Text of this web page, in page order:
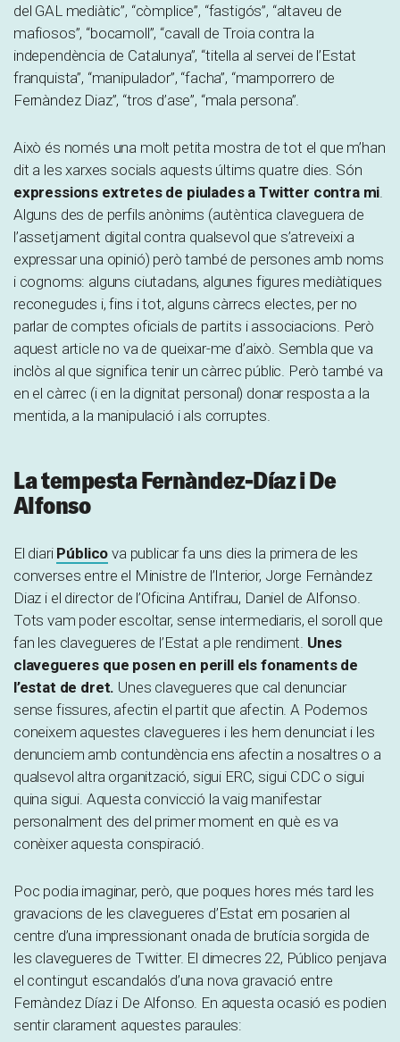
del GAL mediàtic”, “còmplice”, “fastigós”, “altaveu de
mafiosos”, “bocamoll”, “cavall de Troia contra la
independència de Catalunya”, “titella al servei de l’Estat
franquista”, “manipulador”, “facha”, “mamporrero de
Fernàndez Diaz”, “tros d’ase”, “mala persona”.
Això és només una molt petita mostra de tot el que m’han
dit a les xarxes socials aquests últims quatre dies. Són
expressions extretes de piulades a Twitter contra mi
Alguns des de perfils anònims (autèntica claveguera de
l’assetjament digital contra qualsevol que s’atreveixi a
expressar una opinió) però també de persones amb noms
i cognoms: alguns ciutadans, algunes figures mediàtiques
reconegudes i, fins i tot, alguns càrrecs electes, per no
parlar de comptes oficials de partits i associacions. Però
aquest article no va de queixar-me d’això. Sembla que va
inclòs al que significa tenir un càrrec públic. Però també va
en el càrrec (i en la dignitat personal) donar resposta a la
mentida, a la manipulació i als corruptes.
La tempesta Fernàndez-Díaz i De
Alfonso
El diari Público va publicar fa uns dies la primera de les
converses entre el Ministre de l’Interior, Jorge Fernàndez
Diaz i el director de l’Oficina Antifrau, Daniel de Alfonso.
Tots vam poder escoltar, sense intermediaris, el soroll que
fan les clavegueres de l’Estat a ple rendiment. Unes
clavegueres que posen en perill els fonaments de
l’estat de dret. Unes clavegueres que cal denunciar
sense fissures, afectin el partit que afectin. A Podemos
coneixem aquestes clavegueres i les hem denunciat i les
denunciem amb contundència ens afectin a nosaltres o a
qualsevol altra organització, sigui ERC, sigui CDC o sigui
quina sigui. Aquesta convicció la vaig manifestar
personalment des del primer moment en què es va
conèixer aquesta conspiració.
Poc podia imaginar, però, que poques hores més tard les
gravacions de les clavegueres d’Estat em posarien al
centre d’una impressionant onada de brutícia sorgida de
les clavegueres de Twitter. El dimecres 22, Público penjava
el contingut escandalós d’una nova gravació entre
Fernàndez Díaz i De Alfonso. En aquesta ocasió es podien
sentir clarament aquestes paraules: